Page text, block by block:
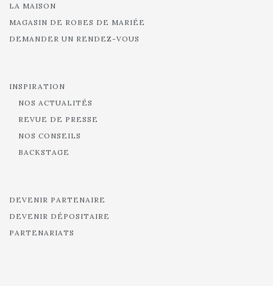
LA MAISON
MAGASIN DE ROBES DE MARIÉE
DEMANDER UN RENDEZ-VOUS
INSPIRATION
NOS ACTUALITÉS
REVUE DE PRESSE
NOS CONSEILS
BACKSTAGE
DEVENIR PARTENAIRE
DEVENIR DÉPOSITAIRE
PARTENARIATS